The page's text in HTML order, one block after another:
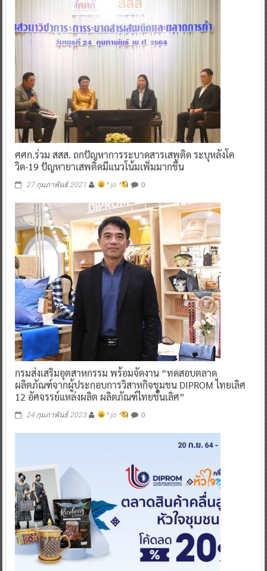
ศศก.ร่วม สสส. ถกปัญหาการระบาดสารเสพติด ระบุหลังโค
วิด-19 ปัญหายาเสพติดมีแนวโน้มเพิ่มมากขึ้น
27 กุมภาพันธ์ 2021 ^ jo ^ 0
กรมส่งเสริมอุตสาหกรรม พร้อมจัดงาน “ทดสอบตลาด
ผลิตภัณฑ์จากผู้ประกอบการวิสาหกิจชุมชน DIPROM ไทยเลิศ
12 อัศจรรย์แหล่งผลิต ผลิตภัณฑ์ไทยชั้นเลิศ”
24 กุมภาพันธ์ 2023 ^ jo ^ 0